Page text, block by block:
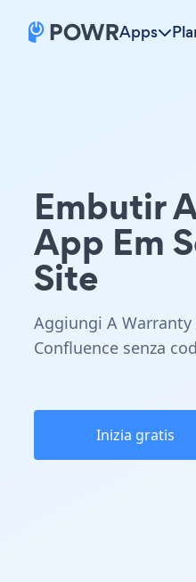
Apps
Embutir
App Em
Site
Aggiungi A
Confluence senza
Inizia gratis